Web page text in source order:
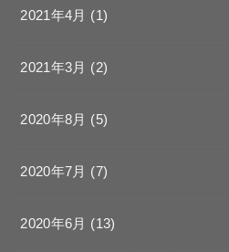
2021年4月 (1)
2021年3月 (2)
2020年8月 (5)
2020年7月 (7)
2020年6月 (13)